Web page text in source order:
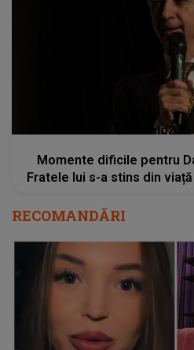
kanald2.ro
Momente dificile pentru
Fratele lui s-a stins din
RECOMANDĂRI